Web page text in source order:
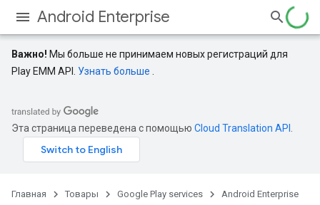
Android Enterprise
Важно! Мы больше не принимаем новых регистраций для
Play EMM API. Узнать больше
Эта страница переведена с помощью Cloud Translation API
Главная Товары Google Play services
Android Enterprise